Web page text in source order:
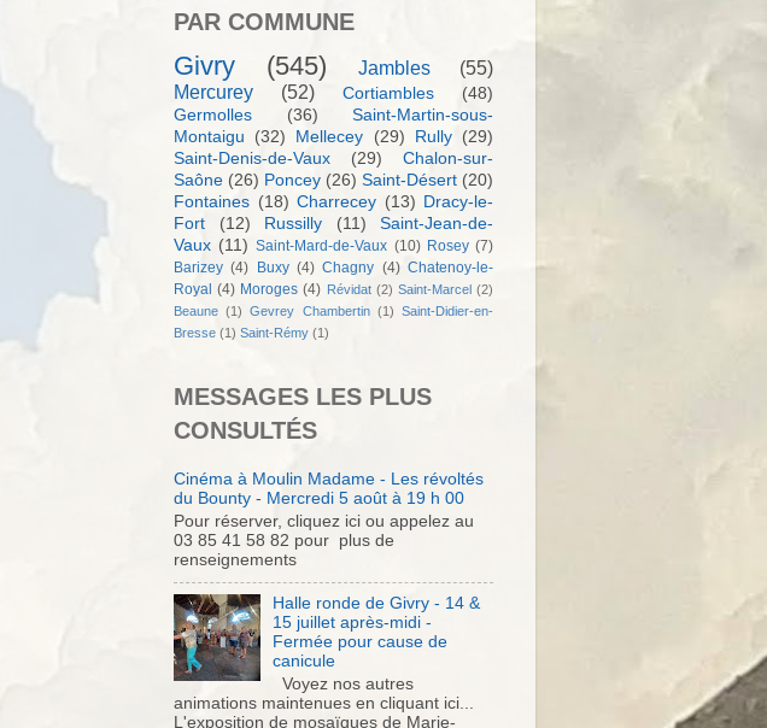
PAR COMMUNE
Givry (545) Jambles
(55)
Mercurey
(52) Cortiambles
(48)
Germolles
(36)
Saint-Martin-sous-
Montaigu
(32) Mellecey (29) Rully
(29)
Saint-Denis-de-Vaux
(29)
Chalon-sur-
Saône (26) Poncey (26) Saint-Désert (20)
Fontaines (18) Charrecey (13) Dracy-le-
Fort
(12) Russilly (11)
Saint-Jean-de-
Vaux (11) Saint-Mard-de-Vaux (10) Rosey (7)
Barizey (4) Buxy (4) Chagny (4) Chatenoy-le-
Royal (4) Moroges (4) Révidat (2) Saint-Marcel (2)
Beaune (1) Gevrey Chambertin (1) Saint-Didier-en-
Bresse (1) Saint-Rémy (1)
MESSAGES LES PLUS
CONSULTÉS
Cinéma à Moulin Madame - Les révoltés
du Bounty - Mercredi 5 août à 19 h 00
Pour réserver, cliquez ici ou appelez au
03 85 41 58 82 pour plus de
renseignements
Halle ronde de Givry - 14 &
15 juillet après-midi -
Fermée pour cause de
canicule
Voyez nos autres
animations maintenues en cliquant ici...
L'exposition de mosaïques de Marie-